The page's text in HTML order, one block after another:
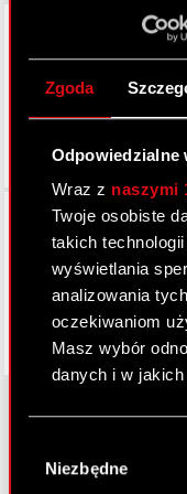
Zgoda
Odpowiedzialne
Wraz z naszymi
Twoje osobiste
takich
wyświetlania
analizowania
oczekiwaniom
Masz wybór
danych i w
lokalizacji
zgody
Niezbędne
O CD